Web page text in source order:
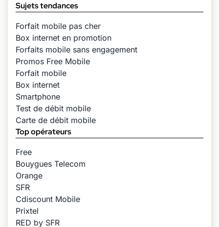
Sujets tendances
Forfait mobile pas cher
Box internet en promotion
Forfaits mobile sans engagement
Promos Free Mobile
Forfait mobile
Box internet
Smartphone
Test de débit mobile
Carte de débit mobile
Top opérateurs
Free
Bouygues Telecom
Orange
SFR
Cdiscount Mobile
Prixtel
RED by SFR